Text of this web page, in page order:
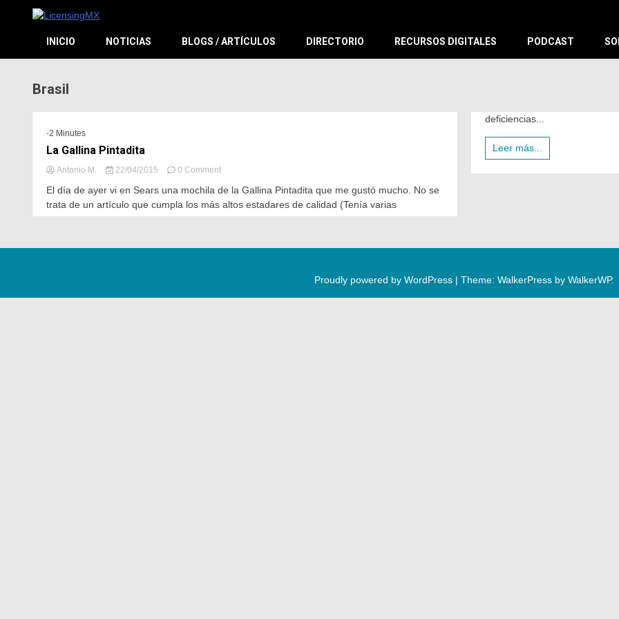
LicensingMX
INICIO
NOTICIAS BLOGS / ARTÍCULOS DIRECTORIO RECURSOS DIGITALES PODCAST
Brasil
-2 Minutes
La Gallina Pintadita
Antonio M. 22/04/2015 0 Comment
El día de ayer vi en Sears una mochila de la Gallina Pintadita que me gustó mucho. No se
trata de un artículo que cumpla los más altos estadares de calidad (Tenía varias
deficiencias...
Leer más...
Proudly powered by WordPress | Theme: WalkerPress by WalkerWP.